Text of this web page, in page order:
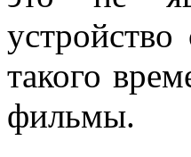
такого
фильмы.